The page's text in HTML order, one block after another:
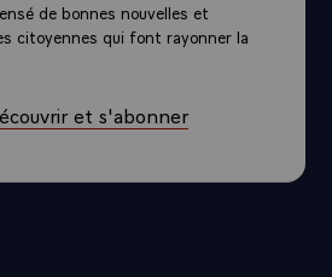
de bonnes nouvelles et
citoyennes qui font rayonner la
et s'abonner